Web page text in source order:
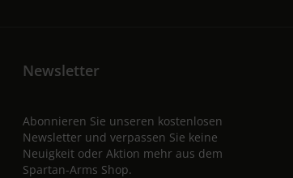
Newsletter
Abonnieren Sie unseren kostenlosen
Newsletter und verpassen Sie keine
Neuigkeit oder Aktion mehr aus dem
Spartan-Arms Shop.